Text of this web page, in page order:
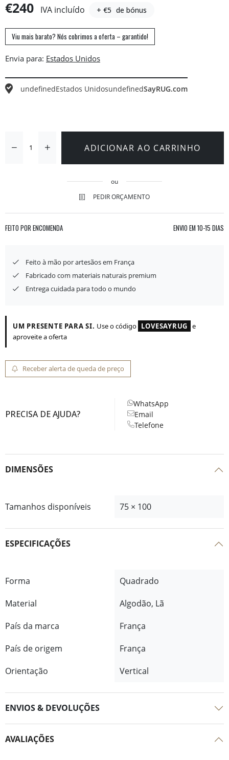
€240 IVA incluído + €5 de bónus
Viu mais barato? Nós cobrimos a oferta – garantido!
Envia para:
undefinedEstados UnidosundefinedSayRUG.com
ADICIONAR AO CARRINHO
ou
PEDIR ORÇAMENTO
FEITO POR ENCOMENDA ENVIO EM 10-15 DIAS
Feito à mão por artesãos em França
Fabricado com materiais naturais premium
Entrega cuidada para todo o mundo
UM PRESENTE PARA SI. Use o código LOVESAYRUG e
aproveite a oferta
Receber alerta de queda de preço
PRECISA DE AJUDA?
WhatsApp
Email
Telefone
DIMENSÕES
Tamanhos disponíveis 75 × 100
ESPECIFICAÇÕES
Forma
Quadrado
Material
Algodão, Lã
País da marca
França
País de origem
França
Orientação
Vertical
ENVIOS & DEVOLUÇÕES
AVALIAÇÕES